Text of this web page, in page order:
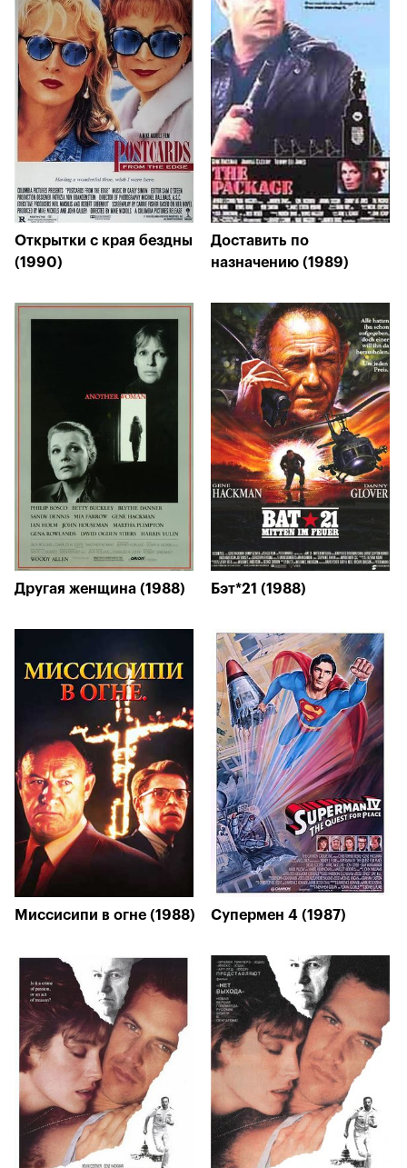
Открытки с края бездны
(1990)
Доставить по
назначению (1989)
Другая женщина (1988) Бэт*21 (1988)
Миссисипи в огне (1988) Супермен 4 (1987)